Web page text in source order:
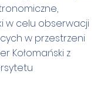
w celu obserwacji
w przestrzeni
Kołomański z